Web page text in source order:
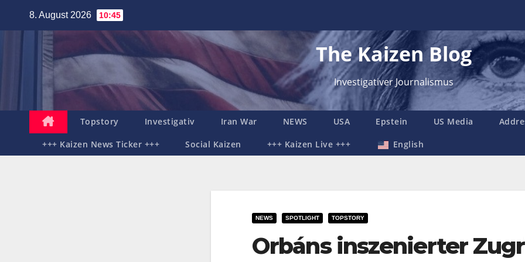
8. August 2026 10:45
The Kaizen Blog
Investigativer Journalismus
Topstory Investigativ Iran War NEWS USA Epstein US Media
+++ Kaizen News Ticker +++ Social Kaizen +++ Kaizen Live +++ English
NEWS SPOTLIGHT TOPSTORY
Orbáns inszenierter